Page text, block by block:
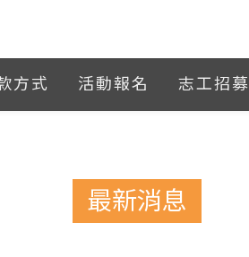
方式 活動報名 志工招募
最新消息